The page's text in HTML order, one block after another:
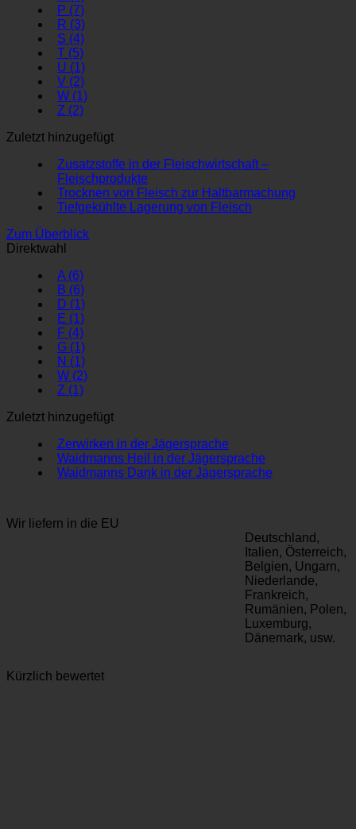
P (7)
R (3)
S (4)
T (5)
U (1)
V (2)
W (1)
Z (2)
Zuletzt hinzugefügt
Zusatzstoffe in der Fleischwirtschaft –
Fleischprodukte
Trocknen von Fleisch zur Haltbarmachung
Tiefgekühlte Lagerung von Fleisch
Zum Überblick
Direktwahl
A (6)
B (6)
D (1)
E (1)
F (4)
G (1)
N (1)
W (2)
Z (1)
Zuletzt hinzugefügt
Zerwirken in der Jägersprache
Waidmanns Heil in der Jägersprache
Waidmanns Dank in der Jägersprache
Wir liefern in die EU
Deutschland,
Italien, Österreich,
Belgien, Ungarn,
Niederlande,
Frankreich,
Rumänien, Polen,
Luxemburg,
Dänemark, usw.
Kürzlich bewertet